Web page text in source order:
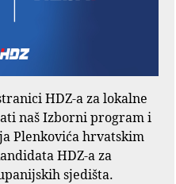
HDZ-a za lokalne
naš Izborni program i
Plenkovića hrvatskim
HDZ-a za
sjedišta.